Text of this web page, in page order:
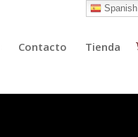
Contacto Tienda
Spanish